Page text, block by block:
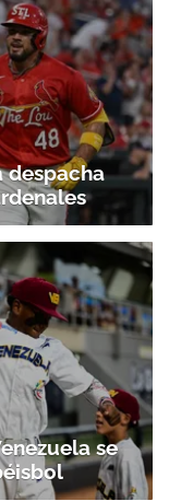
despacha
se